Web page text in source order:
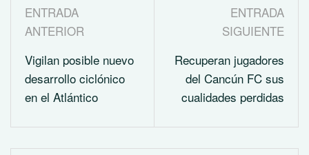
ENTRADA
ANTERIOR
Vigilan posible nuevo
desarrollo ciclónico
en el Atlántico
ENTRADA
SIGUIENTE
Recuperan jugadores
del Cancún FC sus
cualidades perdidas